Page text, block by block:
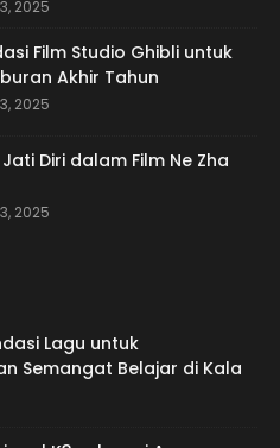
2025
Film Studio Ghibli untuk
Akhir Tahun
2025
Diri dalam Film Ne Zha
2025
Lagu untuk
Semangat Belajar di Kala